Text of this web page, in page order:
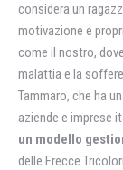
considera un
motivazione e
come il nostro,
malattia e la
Tammaro, che ha
aziende e imprese
un modello
delle Frecce